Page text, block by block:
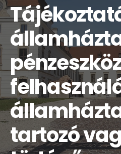
tartozó